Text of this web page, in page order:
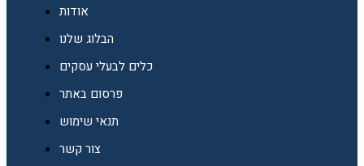
אודות
הבלוג שלנו
כלים לבעלי עסקים
פרסום באתר
תנאי שימוש
צור קשר